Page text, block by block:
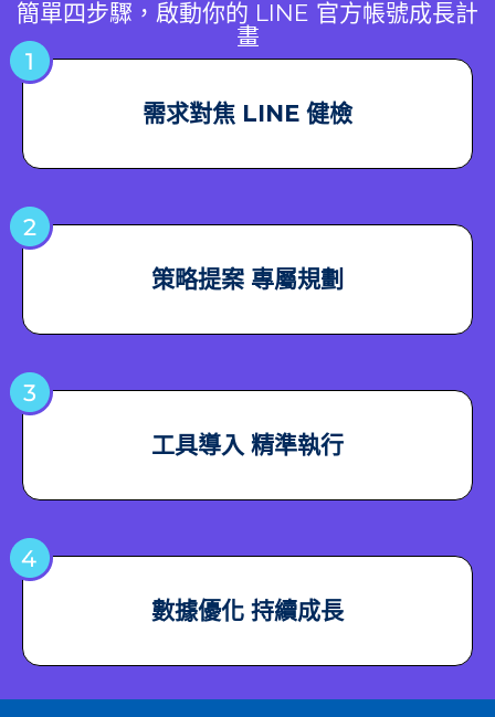
簡單四步驟，啟動你的 LINE 官方帳號成長計
畫
需求對焦 LINE 健檢
策略提案 專屬規劃
工具導入 精準執行
數據優化 持續成長